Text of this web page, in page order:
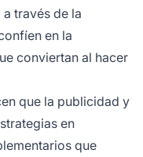
través de la
en la
conviertan al hacer
que la publicidad y
en
que